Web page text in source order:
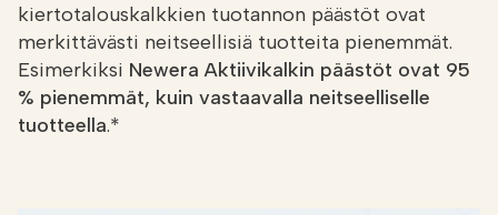
kiertotalouskalkkien tuotannon päästöt ovat
merkittävästi neitseellisiä tuotteita pienemmät.
Esimerkiksi Newera Aktiivikalkin päästöt ovat 95
% pienemmät, kuin vastaavalla neitseelliselle
tuotteella.*